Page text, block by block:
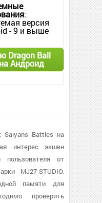
:
версия
- 9 и выше
Dragon Ball
Андроид
Saiyans Battles на
интерес экшен
пользователя от
MJ27-STUDIO.
памяти для
проверить